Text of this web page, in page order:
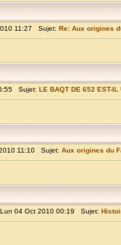
11:27 Sujet: Re: Aux origines
Sujet: LE BAQT DE 652 EST-IL
11:10 Sujet: Aux origines du
04 Oct 2010 00:19 Sujet: